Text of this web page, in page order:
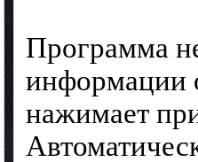
Программа
информации
нажимает